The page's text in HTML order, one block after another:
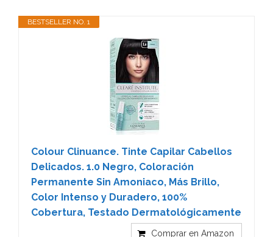
BESTSELLER NO. 1
Colour Clinuance. Tinte Capilar Cabellos
Delicados. 1.0 Negro, Coloración
Permanente Sin Amoniaco, Más Brillo,
Color Intenso y Duradero, 100%
Cobertura, Testado Dermatológicamente
Comprar en Amazon